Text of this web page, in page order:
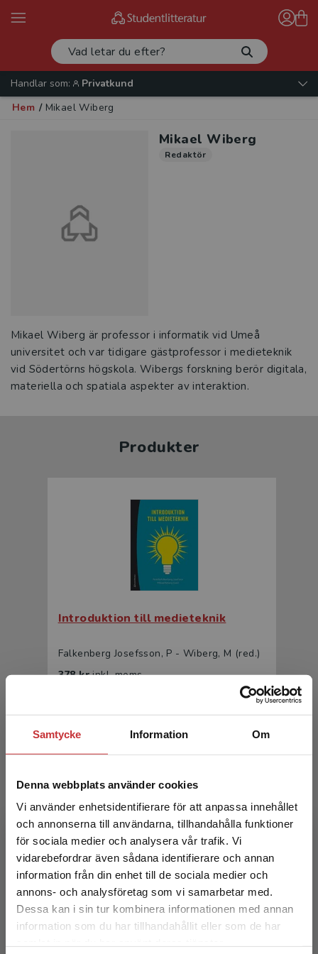
Samtycke Information Om
Denna webbplats använder cookies
Vi använder enhetsidentifierare för att anpassa innehållet
och annonserna till användarna, tillhandahålla funktioner
för sociala medier och analysera vår trafik. Vi
vidarebefordrar även sådana identifierare och annan
information från din enhet till de sociala medier och
annons- och analysföretag som vi samarbetar med.
Dessa kan i sin tur kombinera informationen med annan
information som du har tillhandahållit eller som de har
Begränsad fraktregion
Det verkar som att du besöker
studentlitteratur.se via en enhet utanför Sverige.
Handlar som:
Privatkund
Hem / Mikael Wiberg
Mikael Wiberg
Redaktör
Mikael Wiberg är professor i informatik vid Umeå
universitet och var tidigare gästprofessor i medieteknik
vid Södertörns högskola. Wibergs forskning berör digitala,
materiella och spatiala aspekter av interaktion.
Produkter
Introduktion till medieteknik
Falkenberg Josefsson, P - Wiberg, M (red.)
378 krinkl. moms
Introduktion till medieteknik
Falkenberg Josefsson, P - Wiberg, M (red.)
233 kr inkl. moms
Exkl. moms: 220 kr